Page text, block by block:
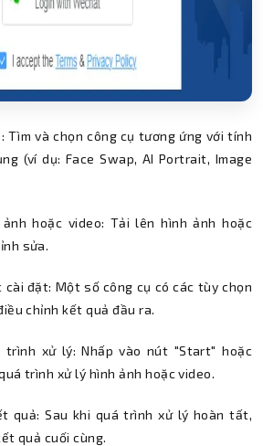
Tìm và chọn công cụ tương ứng với tính
(ví dụ: Face Swap, AI Portrait, Image
hoặc video: Tải lên hình ảnh hoặc
sửa.
cài đặt: Một số công cụ có các tùy chọn
chỉnh kết quả đầu ra.
trình xử lý: Nhấp vào nút "Start" hoặc
trình xử lý hình ảnh hoặc video.
quả: Sau khi quá trình xử lý hoàn tất,
quả cuối cùng.